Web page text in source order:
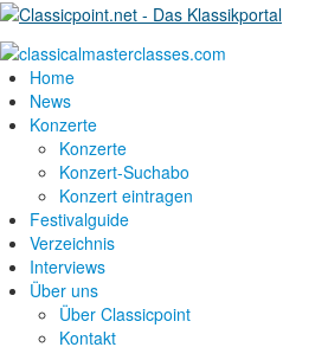
Home
News
Konzerte
Konzerte
Konzert-Suchabo
Konzert eintragen
Festivalguide
Verzeichnis
Interviews
Über uns
Über Classicpoint
Kontakt